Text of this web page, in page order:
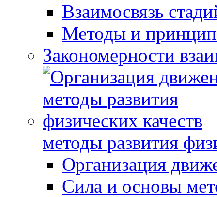
Взаимосвязь
Методы и
Закономерности
методы развития
Организация
Сила и основы